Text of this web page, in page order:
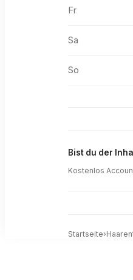
Fr
Sa
So
Bist du der
Kostenlos
Startseite›